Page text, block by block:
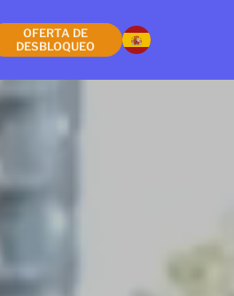
OFERTA DE
DESBLOQUEO